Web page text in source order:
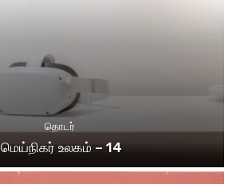
தொடர்
மெய்நிகர் உலகம் – 14